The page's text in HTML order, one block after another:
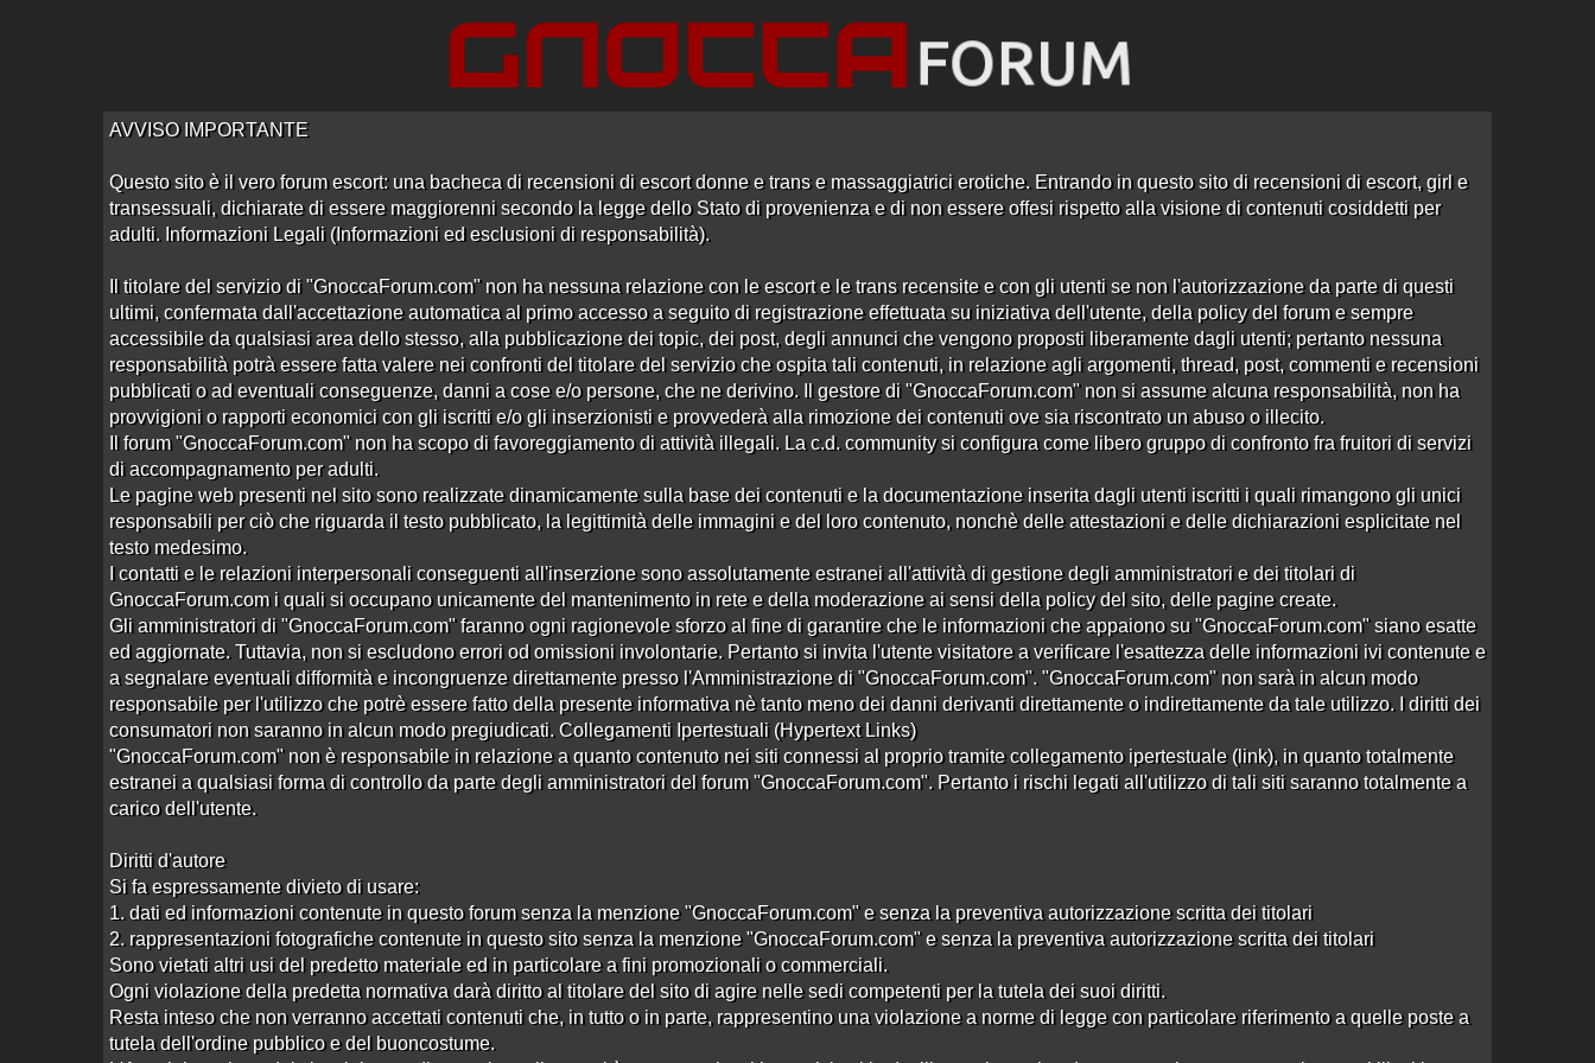
Accedi Registrati
Home/Pistoia/Orientali
Recensioni Orientali Pistoia
Ordine: Ultima Risposta
tatiana cinesina bionda montecatini
Aperto daverrocchioalle 08:25 del 24/03/19
16087 visite
cinesina bionda…alle 11:23 del 19/05/19
[RECE] Orientali a Montecatini Terme
Aperto daCaliffo DeLuxealle 00:59 del 01/02/19
6226 visite
[RECE] Orientali a Mont…
02/02/19
CG Lisa Montecatini
Aperto da laotzealle 20:51 del 27/07/15
11 risposte
15460 visite
Ultima rispostadalaotze inRe:CG Lisa
Montecatinialle 04:32 del 03/10/15
Altre recensioni escort
AVVISO IMPORTANTE
Questo sito è il vero forum escort: una bacheca di recensioni di escort donne e trans e massaggiatrici erotiche. Entrando in questo sito di recensioni di escort, girl e
transessuali, dichiarate di essere maggiorenni secondo la legge dello Stato di provenienza e di non essere offesi rispetto alla visione di contenuti cosiddetti per
adulti. Informazioni Legali (Informazioni ed esclusioni di responsabilità).
Il titolare del servizio di "GnoccaForum.com" non ha nessuna relazione con le escort e le trans recensite e con gli utenti se non l'autorizzazione da parte di questi
ultimi, confermata dall'accettazione automatica al primo accesso a seguito di registrazione effettuata su iniziativa dell'utente, della policy del forum e sempre
accessibile da qualsiasi area dello stesso, alla pubblicazione dei topic, dei post, degli annunci che vengono proposti liberamente dagli utenti; pertanto nessuna
responsabilità potrà essere fatta valere nei confronti del titolare del servizio che ospita tali contenuti, in relazione agli argomenti, thread, post, commenti e recensioni
pubblicati o ad eventuali conseguenze, danni a cose e/o persone, che ne derivino. Il gestore di "GnoccaForum.com" non si assume alcuna responsabilità, non ha
provvigioni o rapporti economici con gli iscritti e/o gli inserzionisti e provvederà alla rimozione dei contenuti ove sia riscontrato un abuso o illecito.
Il forum "GnoccaForum.com" non ha scopo di favoreggiamento di attività illegali. La c.d. community si configura come libero gruppo di confronto fra fruitori di servizi
di accompagnamento per adulti.
Le pagine web presenti nel sito sono realizzate dinamicamente sulla base dei contenuti e la documentazione inserita dagli utenti iscritti i quali rimangono gli unici
responsabili per ciò che riguarda il testo pubblicato, la legittimità delle immagini e del loro contenuto, nonchè delle attestazioni e delle dichiarazioni esplicitate nel
testo medesimo.
I contatti e le relazioni interpersonali conseguenti all'inserzione sono assolutamente estranei all'attività di gestione degli amministratori e dei titolari di
GnoccaForum.com i quali si occupano unicamente del mantenimento in rete e della moderazione ai sensi della policy del sito, delle pagine create.
Gli amministratori di "GnoccaForum.com" faranno ogni ragionevole sforzo al fine di garantire che le informazioni che appaiono su "GnoccaForum.com" siano esatte
ed aggiornate. Tuttavia, non si escludono errori od omissioni involontarie. Pertanto si invita l'utente visitatore a verificare l'esattezza delle informazioni ivi contenute e
a segnalare eventuali difformità e incongruenze direttamente presso l'Amministrazione di "GnoccaForum.com". "GnoccaForum.com" non sarà in alcun modo
responsabile per l'utilizzo che potrè essere fatto della presente informativa nè tanto meno dei danni derivanti direttamente o indirettamente da tale utilizzo. I diritti dei
consumatori non saranno in alcun modo pregiudicati. Collegamenti Ipertestuali (Hypertext Links)
"GnoccaForum.com" non è responsabile in relazione a quanto contenuto nei siti connessi al proprio tramite collegamento ipertestuale (link), in quanto totalmente
estranei a qualsiasi forma di controllo da parte degli amministratori del forum "GnoccaForum.com". Pertanto i rischi legati all'utilizzo di tali siti saranno totalmente a
carico dell'utente.
Diritti d'autore
Si fa espressamente divieto di usare:
1. dati ed informazioni contenute in questo forum senza la menzione "GnoccaForum.com" e senza la preventiva autorizzazione scritta dei titolari
2. rappresentazioni fotografiche contenute in questo sito senza la menzione "GnoccaForum.com" e senza la preventiva autorizzazione scritta dei titolari
Sono vietati altri usi del predetto materiale ed in particolare a fini promozionali o commerciali.
Ogni violazione della predetta normativa darà diritto al titolare del sito di agire nelle sedi competenti per la tutela dei suoi diritti.
Resta inteso che non verranno accettati contenuti che, in tutto o in parte, rappresentino una violazione a norme di legge con particolare riferimento a quelle poste a
tutela dell'ordine pubblico e del buoncostume.